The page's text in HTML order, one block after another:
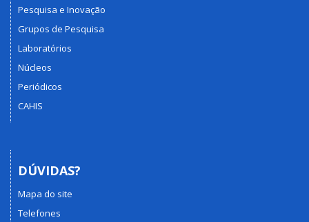
Pesquisa e Inovação
Grupos de Pesquisa
Laboratórios
Núcleos
Periódicos
CAHIS
DÚVIDAS?
Mapa do site
Telefones